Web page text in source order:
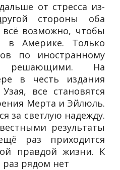
от стресса из-
стороны оба
возможно, чтобы
в Америке. Только
по иностранному
решающими. На
в честь издания
все становятся
Мерта и Эйлюль.
за светлую надежду.
результаты
раз приходится
правдой жизни. К
рядом нет